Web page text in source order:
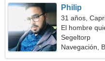
Philip
31 años,
El hombre
Segeltorp
Navegación,